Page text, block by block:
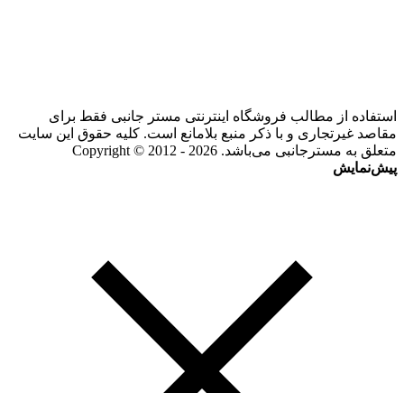
استفاده از مطالب فروشگاه اینترنتی مستر جانبی فقط برای
مقاصد غیرتجاری و با ذکر منبع بلامانع است. کلیه حقوق این سایت
متعلق به مسترجانبی می‌باشد. Copyright © 2012 - 2026
پیش‌نمایش